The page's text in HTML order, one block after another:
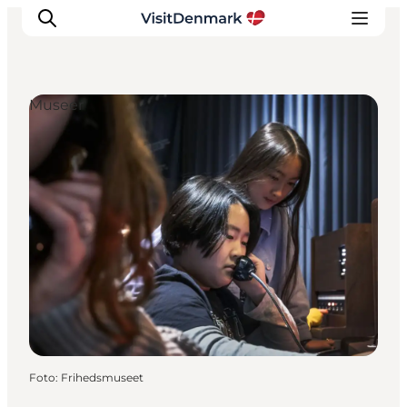
Inspiration
Destinationer
Oplevelser
Overnatning
Planlæg ferien
Museer
Foto: Frihedsmuseet